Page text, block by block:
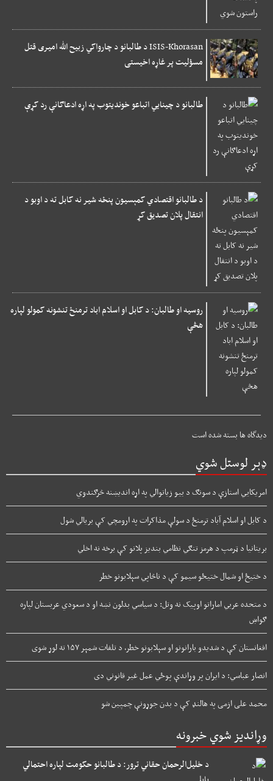
ISIS-Khorasan د طالبانو د چارواکي زبیح الله امیری قتل
مسؤلیت پر غاړه اخیستی
طالبانو د چینایي اتباعو خوندیتوب په اړه ادعاګانې رد کړې
د طالبانو اقتصادي کمېسیون پنځه شیر نه کابل ته د اوبو د
انتقال پلان تصديق کړ
روسیه او طالبان: د کابل او اسلام اباد ترمنځ تنشونه کمولو لپاره
هڅې
دیدگاه ها بسته شده است
ډېر لوستل شوي
امریکايي استازې د سونګ د بیو زیاتوالي په اړه اندیښنه څرګندوي
د کابل او اسلام آباد ترمنځ د سولې مذاکرات په ارومچي کې بريالي شول
بریتانیا د ټرمپ د هرمز تنګي نظامي بندیز پلانو کې برخه نه اخلي
د ختیځ او شمال ختیځو سیمو کې د ناڅاپي سېلابونو خطر
د متحده عربي اماراتو اوپیک نه وتل: د سیاسي بدلون نښه او د سعودي عربستان لپاره
ګواښ
افغانستان کې د شدیدو بارانونو او سېلابونو خطر، د تلفات شمېر ۱۵۷ ته لوړ شوی
انصار عباسي: د ایران پر وړاندې پوځي عمل غیر قانوني دی
محمد علی ازمی په هالنډ کې د بدن جوړونې چمپین شو
وړاندیز شوي خبرونه
د خلیل‌الرحمان حقاني ترور: د طالبانو حکومت لپاره احتمالي